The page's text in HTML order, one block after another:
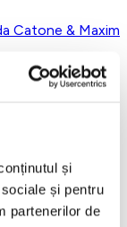
și
și pentru
partenerilor de
Catone & Maxim